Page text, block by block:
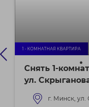
1 - КОМНАТНАЯ КВАРТИРА
Снять 1-
ул.
г. Минск, ул.